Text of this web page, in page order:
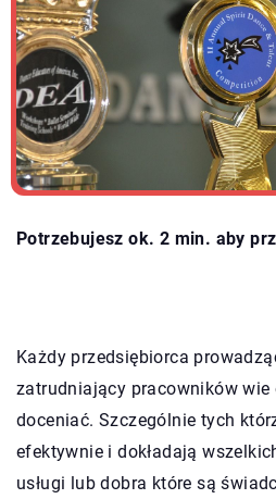
Potrzebujesz ok. 2 min. aby
Każdy przedsiębiorca
zatrudniający pracowników
doceniać. Szczególnie tych
efektywnie i dokładają
usługi lub dobra które są